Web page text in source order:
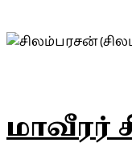
மாவீரர்